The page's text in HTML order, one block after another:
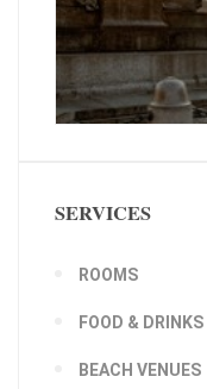
SERVICES
ROOMS
FOOD & DRINKS
BEACH VENUES